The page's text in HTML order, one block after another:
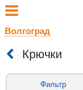
Волгоград
Крючки
Фильтр